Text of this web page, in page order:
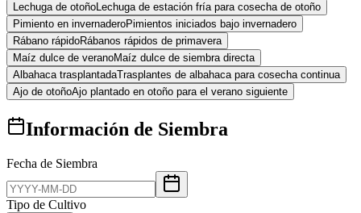
Lechuga de otoñoLechuga de estación fría para cosecha de otoño
Pimiento en invernaderoPimientos iniciados bajo invernadero
Rábano rápidoRábanos rápidos de primavera
Maíz dulce de veranoMaíz dulce de siembra directa
Albahaca trasplantadaTrasplantes de albahaca para cosecha continua
Ajo de otoñoAjo plantado en otoño para el verano siguiente
Información de Siembra
Fecha de Siembra
Tipo de Cultivo